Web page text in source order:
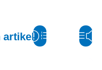
artikelen